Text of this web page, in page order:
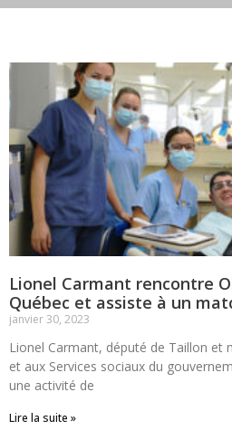
Lionel Carmant rencontre
Québec et assiste à un
janvier 30, 2023
Lionel Carmant, député de Taillon et
et aux Services sociaux du
une activité de
Lire la suite »